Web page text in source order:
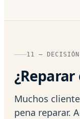
11 — DECISIÓN
Muchos
pena reparar.